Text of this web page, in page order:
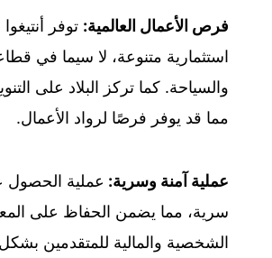
فرص الأعمال العالمية: توفر
استثمارية متنوعة، لا سيما في
والسياحة. كما تركز البلاد على
مما قد يوفر فرصًا لرواد الأعمال.
عملية آمنة وسرية: عملية الحصول
سرية، مما يضمن الحفاظ على
الشخصية والمالية للمتقدمين